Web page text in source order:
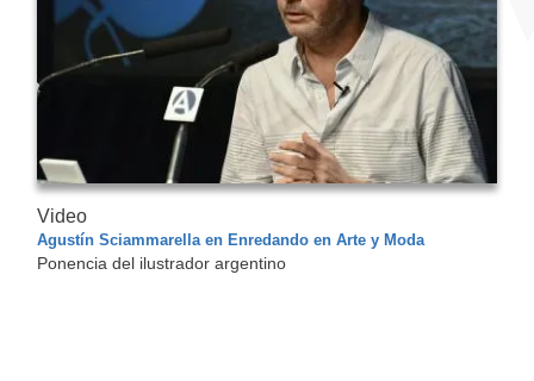
Video
Agustín Sciammarella en Enredando en Arte y Moda
Ponencia del ilustrador argentino